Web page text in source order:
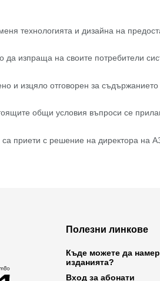
технологията и дизайна на
да изпраща на своите потребители
и изцяло отговорен за
общи условия въпроси се
приети с решение на директора на
Полезни линкове
Къде можете да
изданията?
Вход за абонати